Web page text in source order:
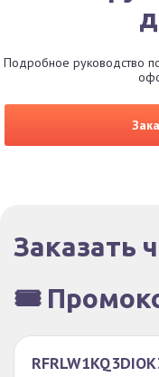
Подробное руководство
Заказать
🎟️